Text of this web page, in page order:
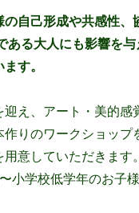
自己形成や共感性、
ある大人にも影響を
す。
え、アート・美的感
りのワークショップ
意していただきます。
小学校低学年のお子